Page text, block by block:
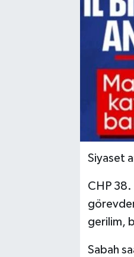
Siyaset
CHP
gerilim,
Sabah